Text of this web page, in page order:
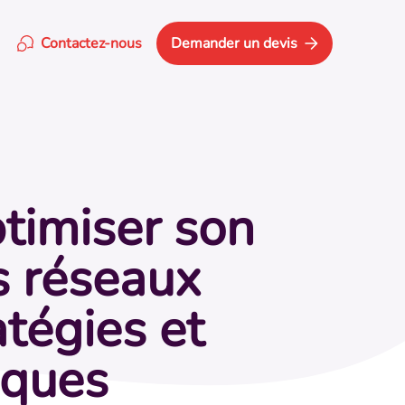
imprimés
fiche Google
de votre fiche
Contactez-nous Demander un devis
son
réseaux
et